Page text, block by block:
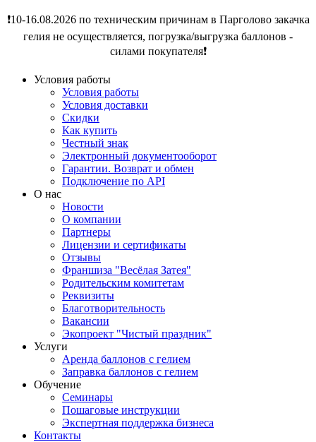
❗️10-16.08.2026 по техническим причинам в Парголово закачка
гелия не осуществляется, погрузка/выгрузка баллонов -
силами покупателя❗️
Условия работы
Условия работы
Условия доставки
Скидки
Как купить
Честный знак
Электронный документооборот
Гарантии. Возврат и обмен
Подключение по API
О нас
Новости
О компании
Партнеры
Лицензии и сертификаты
Отзывы
Франшиза "Весёлая Затея"
Родительским комитетам
Реквизиты
Благотворительность
Вакансии
Экопроект "Чистый праздник"
Услуги
Аренда баллонов с гелием
Заправка баллонов с гелием
Обучение
Семинары
Пошаговые инструкции
Экспертная поддержка бизнеса
Контакты